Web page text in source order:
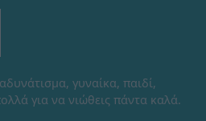
γυναίκα, παιδί,
για να νιώθεις πάντα καλά.